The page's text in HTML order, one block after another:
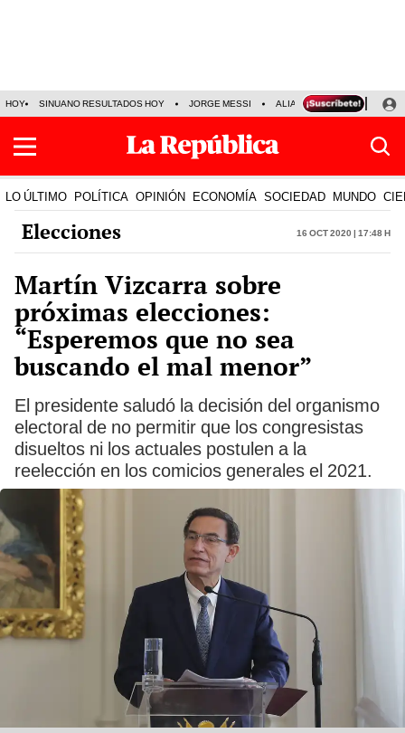
HOY SINUANO RESULTADOS HOY JORGE MESSI ALIANZA LIMA VS SPORT
LO ÚLTIMO POLÍTICA OPINIÓN ECONOMÍA SOCIEDAD MUNDO
Elecciones 16 Oct 2020 | 17:48 h
Martín Vizcarra sobre
próximas elecciones:
“Esperemos que no sea
buscando el mal menor”
El presidente saludó la decisión del organismo
electoral de no permitir que los congresistas
disueltos ni los actuales postulen a la
reelección en los comicios generales el 2021.